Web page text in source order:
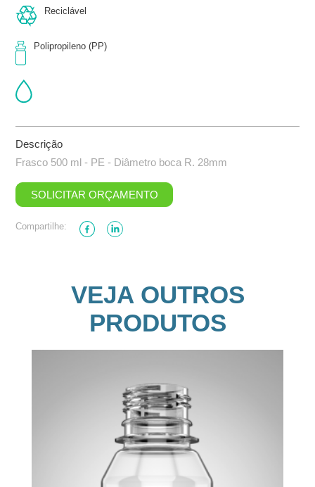
Reciclável
Polipropileno (PP)
Descrição
Frasco 500 ml - PE - Diâmetro boca R. 28mm
SOLICITAR ORÇAMENTO
Compartilhe:
VEJA OUTROS
PRODUTOS